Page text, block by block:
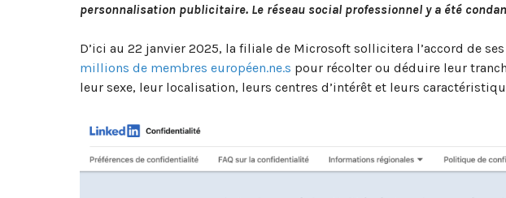
personnalisation publicitaire. Le réseau social professionnel y a été
D’ici au 22 janvier 2025, la filiale de Microsoft sollicitera l’accord de ses
millions de membres européen.ne.s pour récolter ou déduire leur
leur sexe, leur localisation, leurs centres d’intérêt et leurs